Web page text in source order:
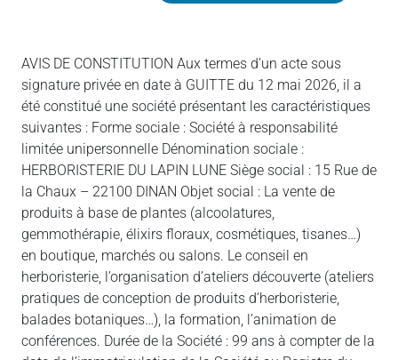
AVIS DE CONSTITUTION Aux termes d’un acte sous
signature privée en date à GUITTE du 12 mai 2026, il a
été constitué une société présentant les caractéristiques
suivantes : Forme sociale : Société à responsabilité
limitée unipersonnelle Dénomination sociale :
HERBORISTERIE DU LAPIN LUNE Siège social : 15 Rue de
la Chaux – 22100 DINAN Objet social : La vente de
produits à base de plantes (alcoolatures,
gemmothérapie, élixirs floraux, cosmétiques, tisanes…)
en boutique, marchés ou salons. Le conseil en
herboristerie, l’organisation d’ateliers découverte (ateliers
pratiques de conception de produits d’herboristerie,
balades botaniques…), la formation, l’animation de
conférences. Durée de la Société : 99 ans à compter de la